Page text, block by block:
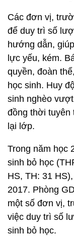
Các đơn vị,
để duy trì số
hướng dẫn,
lực yếu, kém.
quyền, đoàn
học sinh. Huy
sinh nghèo
đồng thời tuyên
lại lớp.
Trong năm học
sinh bỏ học
HS, TH: 31
2017. Phòng
một số đơn vị,
việc duy trì số
sinh bỏ học.